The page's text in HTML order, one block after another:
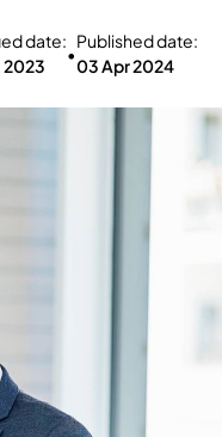
date:
2023
•
Published date:
03 Apr 2024